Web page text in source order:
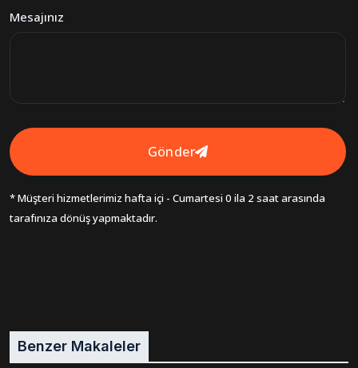
Mesajınız
Gönder
* Müşteri hizmetlerimiz hafta içi - Cumartesi 0 ila 2 saat arasında
tarafınıza dönüş yapmaktadır.
Benzer Makaleler